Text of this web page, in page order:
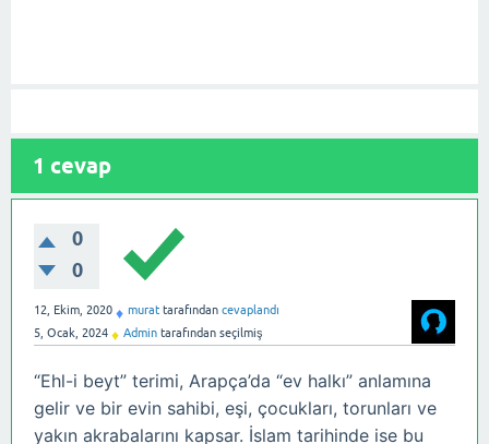
1 cevap
0
0
12, Ekim, 2020 ♦ murat tarafından cevaplandı
5, Ocak, 2024 ♦ Admin tarafından seçilmiş
“Ehl-i beyt” terimi, Arapça’da “ev halkı” anlamına
gelir ve bir evin sahibi, eşi, çocukları, torunları ve
yakın akrabalarını kapsar. İslam tarihinde ise bu